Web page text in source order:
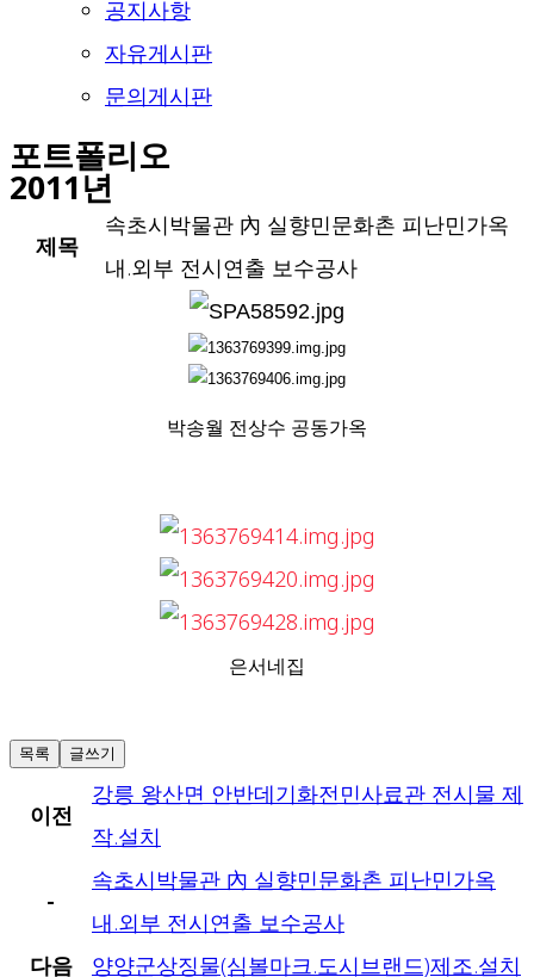
공지사항
자유게시판
문의게시판
포트폴리오
2011년
제목
속초시박물관 內 실향민문화촌 피난민가옥
내.외부 전시연출 보수공사
박송월 전상수 공동가옥
은서네집
목록 글쓰기
이전
강릉 왕산면 안반데기화전민사료관 전시물 제
작.설치
-
속초시박물관 內 실향민문화촌 피난민가옥
내.외부 전시연출 보수공사
다음
양양군상징물(심볼마크.도시브랜드)제조.설치